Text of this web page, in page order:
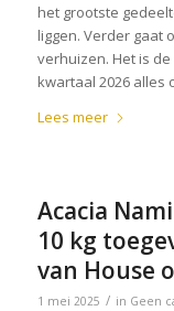
het grootste
liggen. Verder gaat
verhuizen. Het is
kwartaal 2026 alles
Lees meer
Acacia
10 kg
van House
1 mei 2025 / in Geen